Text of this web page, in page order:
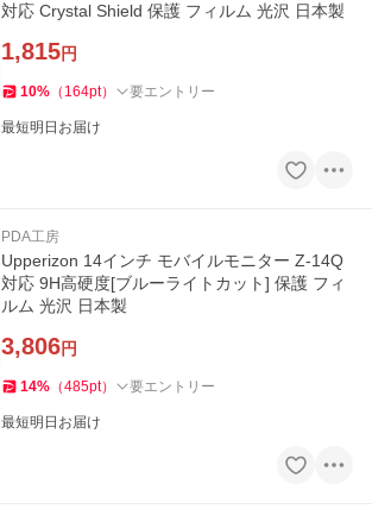
対応 Crystal Shield 保護 フィルム 光沢 日本製
1,815円
10% （ 164pt） 要エントリー
最短明日お届け
PDA工房
Upperizon 14インチ モバイルモニター Z-14Q
対応 9H高硬度[ブルーライトカット] 保護 フィ
ルム 光沢 日本製
3,806円
14% （485pt） 要エントリー
最短明日お届け